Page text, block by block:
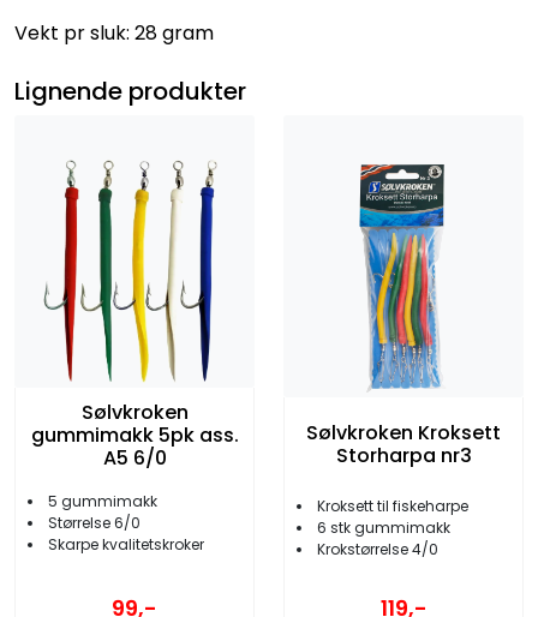
Vekt pr sluk: 28 gram
Lignende produkter
Sølvkroken
gummimakk 5pk ass.
A5 6/0
5 gummimakk
Størrelse 6/0
Skarpe kvalitetskroker
99,-
Sølvkroken Kroksett
Storharpa nr3
Kroksett til fiskeharpe
6 stk gummimakk
Krokstørrelse 4/0
119,-